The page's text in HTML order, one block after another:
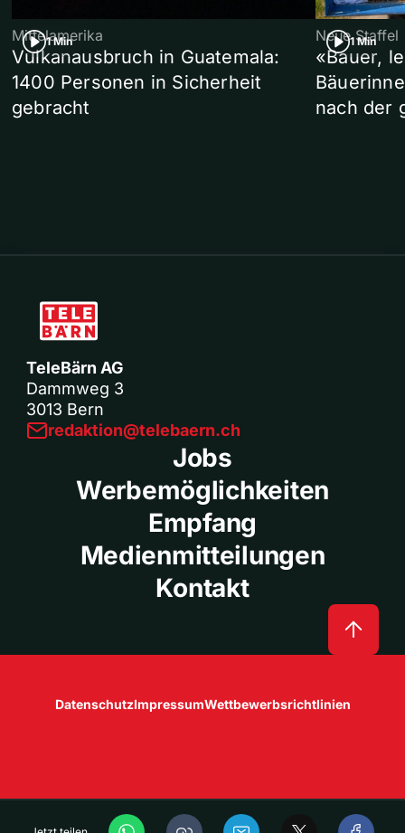
1 Min
Mittelamerika
Vulkanausbruch in Guatemala:
1400 Personen in Sicherheit
gebracht
1 Min
Neue Staffel
«Bauer,
nach der
TeleBärn AG
Dammweg 3
3013 Bern
redaktion@telebaern.ch
Jobs
Werbemöglichkeiten
Empfang
Medienmitteilungen
Kontakt
DatenschutzImpressumWettbewerbsrichtlinien